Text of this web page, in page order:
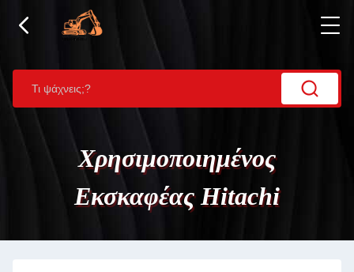
Χρησιμοποιημένος
Εκσκαφέας Hitachi